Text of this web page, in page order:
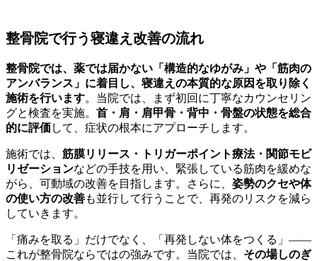
整骨院で行う寝違え改善の流れ
整骨院では、薬では届かない「構造的なゆがみ」や「筋肉の
アンバランス」に着目し、寝違えの本質的な原因を取り除く
施術を行います。当院では、まず初回に丁寧なカウンセリン
グと検査を実施。 首・肩・肩甲骨・背中・骨盤の状態を総合
的に評価して、症状の根本にアプローチします。
施術では、 筋膜リリース・トリガーポイント療法・関節モビ
リゼーションなどの手技を用い、緊張している筋肉を緩めな
がら、可動域の改善を目指します。さらに、 姿勢のクセや体
の使い方の改善も並行して行うことで、再発のリスクを減ら
していきます。
「痛みを取る」だけでなく、「再発しない体をつくる」――
これが整骨院ならではの強みです。当院では、 その場しのぎ